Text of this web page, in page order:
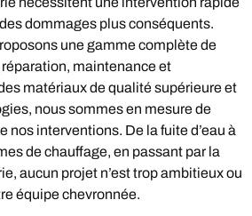
dommages plus conséquents.
une gamme complète de
maintenance et
matériaux de qualité supérieure et
nous sommes en mesure de
nos interventions. De la fuite d’eau à
de chauffage, en passant par la
aucun projet n’est trop ambitieux ou
équipe chevronnée.